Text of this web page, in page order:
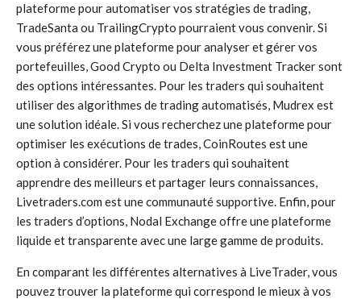
plateforme pour automatiser vos stratégies de trading,
TradeSanta ou TrailingCrypto pourraient vous convenir. Si
vous préférez une plateforme pour analyser et gérer vos
portefeuilles, Good Crypto ou Delta Investment Tracker sont
des options intéressantes. Pour les traders qui souhaitent
utiliser des algorithmes de trading automatisés, Mudrex est
une solution idéale. Si vous recherchez une plateforme pour
optimiser les exécutions de trades, CoinRoutes est une
option à considérer. Pour les traders qui souhaitent
apprendre des meilleurs et partager leurs connaissances,
Livetraders.com est une communauté supportive. Enfin, pour
les traders d’options, Nodal Exchange offre une plateforme
liquide et transparente avec une large gamme de produits.
En comparant les différentes alternatives à LiveTrader, vous
pouvez trouver la plateforme qui correspond le mieux à vos